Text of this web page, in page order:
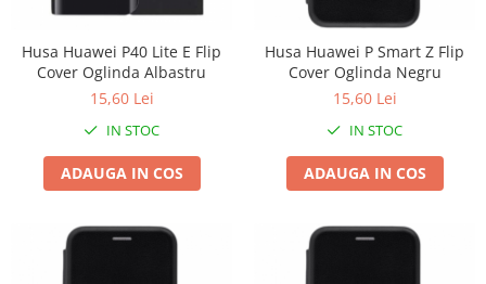
Chiuvete bucatarie compozit
Coloane de dus
Tapet 3D Autoadeziv
Climatizare si echipamente de
Aere conditionate
Echipamente pt incalzire
Husa Huawei P40 Lite E Flip
Cover Oglinda Albastru
15,60 Lei
IN STOC
ADAUGA IN COS
Husa Huawei P Smart Z Flip
Cover Oglinda Negru
15,60 Lei
IN STOC
ADAUGA IN COS